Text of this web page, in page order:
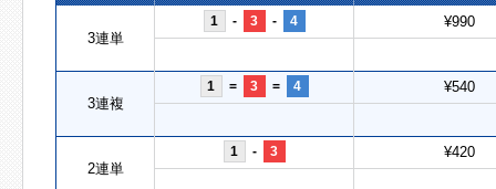
3連単
1 - 3 - 4 ¥990
3連複
1 = 3 = 4 ¥540
2連単
1 - 3 ¥420